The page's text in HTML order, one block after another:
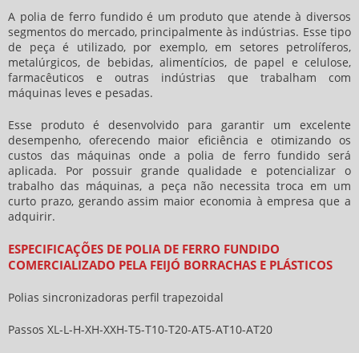
A polia de ferro fundidoé um produto que atende à diversos
segmentos do mercado, principalmente às indústrias. Esse tipo
de peça é utilizado, por exemplo, em setores petrolíferos,
metalúrgicos, de bebidas, alimentícios, de papel e celulose,
farmacêuticos e outras indústrias que trabalham com
máquinas leves e pesadas.
Esse produto é desenvolvido para garantir um excelente
desempenho, oferecendo maior eficiência e otimizando os
custos das máquinas onde a polia de ferro fundido será
aplicada. Por possuir grande qualidade e potencializar o
trabalho das máquinas, a peça não necessita troca em um
curto prazo, gerando assim maior economia à empresa que a
adquirir.
ESPECIFICAÇÕES DE POLIA DE FERRO FUNDIDO
COMERCIALIZADO PELA FEIJÓ BORRACHAS E PLÁSTICOS
Polias sincronizadoras perfil trapezoidal
Passos XL-L-H-XH-XXH-T5-T10-T20-AT5-AT10-AT20